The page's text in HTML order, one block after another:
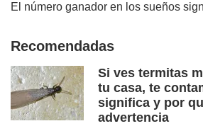
El número ganador en los sueños
Recomendadas
Si ves termitas
tu casa, te
significa y por
advertencia